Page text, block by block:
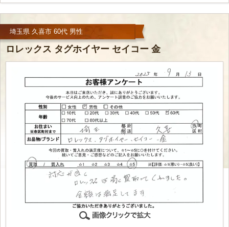
埼玉県 久喜市 60代 男性
ロレックス タグホイヤー セイコー 金